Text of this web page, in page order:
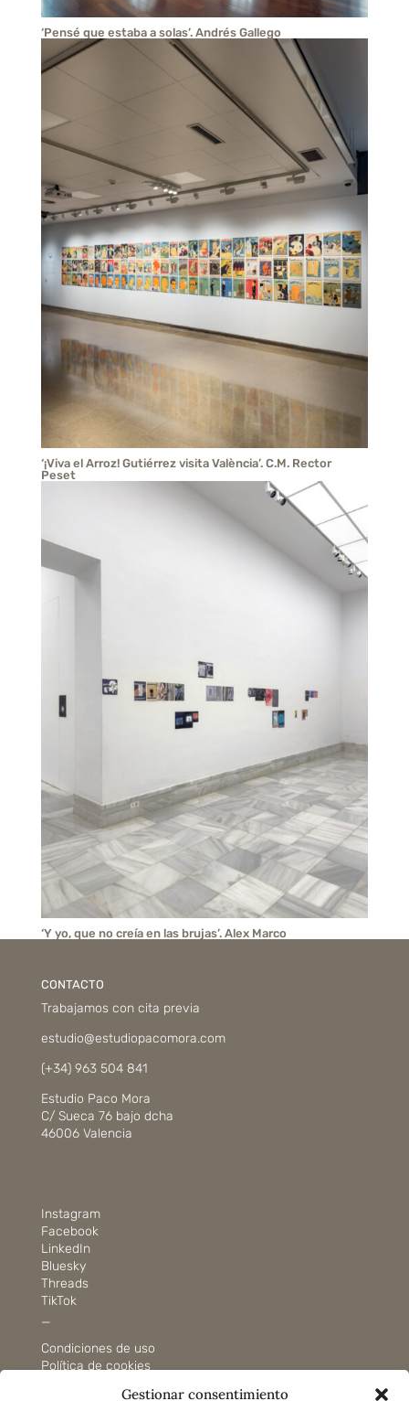
Gestionar consentimiento
‘Pensé que estaba a solas’. Andrés Gallego
‘¡Viva el Arroz! Gutiérrez visita València’. C.M. Rector
Peset
‘Y yo, que no creía en las brujas’. Alex Marco
CONTACTO
Trabajamos con cita previa
estudio@estudiopacomora.com
(+34) 963 504 841
Estudio Paco Mora
C/ Sueca 76 bajo dcha
46006 Valencia
Instagram
Facebook
LinkedIn
Bluesky
Threads
TikTok
_
Condiciones de uso
Política de cookies